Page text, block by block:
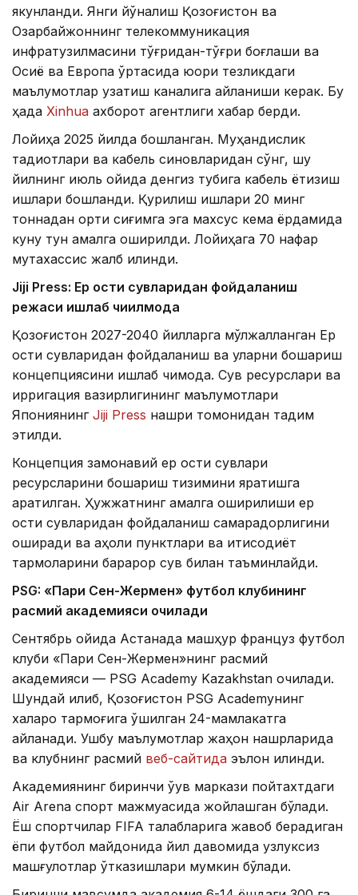
якунланди. Янги йўналиш Қозоғистон ва
Озарбайжоннинг телекоммуникация
инфратузилмасини тўғридан-тўғри боғлаши ва
Осиё ва Европа ўртасида юқори тезликдаги
маълумотлар узатиш каналига айланиши керак. Бу
ҳақда Xinhua ахборот агентлиги хабар берди.
Лойиҳа 2025 йилда бошланган. Муҳандислик
тадқиқотлари ва кабель синовларидан сўнг, шу
йилнинг июль ойида денгиз тубига кабель ётқизиш
ишлари бошланди. Қурилиш ишлари 20 минг
тоннадан ортиқ сиғимга эга махсус кема ёрдамида
куну тун амалга оширилди. Лойиҳага 70 нафар
мутахассис жалб қилинди.
Jiji Press: Ер ости сувларидан фойдаланиш
режаси ишлаб чиқилмоқда
Қозоғистон 2027-2040 йилларга мўлжалланган Ер
ости сувларидан фойдаланиш ва уларни бошқариш
концепциясини ишлаб чиқмоқда. Сув ресурслари ва
ирригация вазирлигининг маълумотлари
Япониянинг Jiji Press нашри томонидан тақдим
этилди.
Концепция замонавий ер ости сувлари
ресурсларини бошқариш тизимини яратишга
қаратилган. Ҳужжатнинг амалга оширилиши ер
ости сувларидан фойдаланиш самарадорлигини
оширади ва аҳоли пунктлари ва иқтисодиёт
тармоқларини барқарор сув билан таъминлайди.
PSG: «Пари Сен-Жермен» футбол клубининг
расмий академияси очилади
Сентябрь ойида Астанада машҳур француз футбол
клуби «Пари Сен-Жермен»нинг расмий
академияси — PSG Academy Kazakhstan очилади.
Шундай қилиб, Қозоғистон PSG Academyнинг
халқаро тармоғига қўшилган 24-мамлакатга
айланади. Ушбу маълумотлар жаҳон нашрларида
ва клубнинг расмий веб-сайтида эълон қилинди.
Академиянинг биринчи ўқув маркази пойтахтдаги
Air Arena спорт мажмуасида жойлашган бўлади.
Ёш спортчилар FIFA талабларига жавоб берадиган
ёпиқ футбол майдонида йил давомида узлуксиз
машғулотлар ўтказишлари мумкин бўлади.